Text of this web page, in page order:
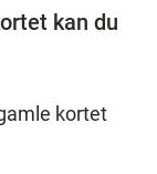
kan du
kortet